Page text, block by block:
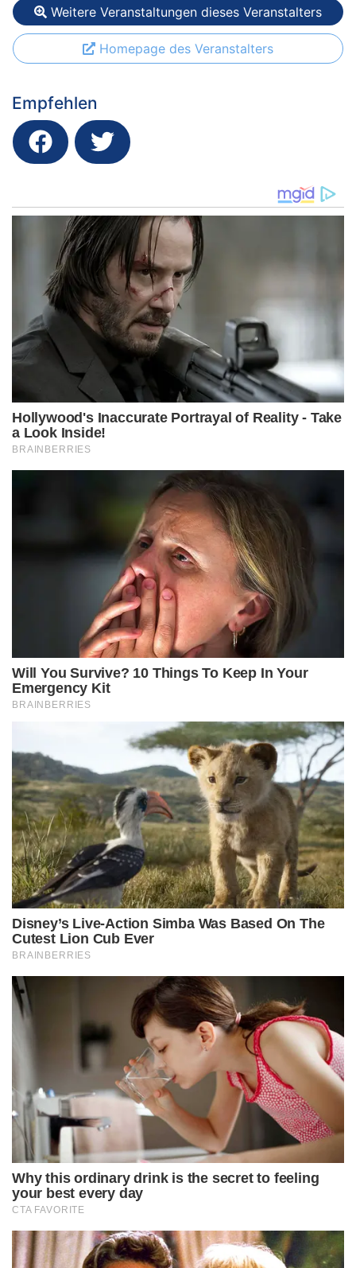
Weitere Veranstaltungen dieses Veranstalters
Homepage des Veranstalters
Empfehlen